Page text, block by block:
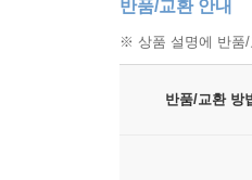
반품/교환 안내
※ 상품 설명에 반품/
반품/교환 방